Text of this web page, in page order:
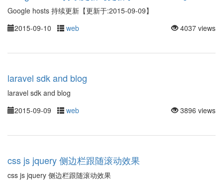
Google hosts 持续更新【更新于:2015-09-09】
2015-09-10
web 4037 views
laravel sdk and blog
laravel sdk and blog
2015-09-09
web 3896 views
css js jquery 侧边栏跟随滚动效果
css js jquery 侧边栏跟随滚动效果